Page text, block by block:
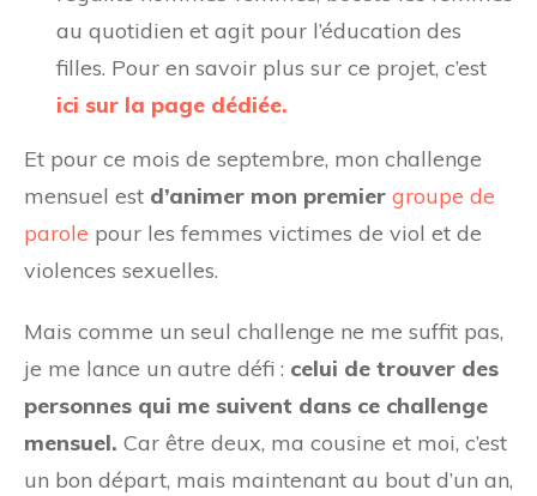
au quotidien et agit pour l’éducation des
filles. Pour en savoir plus sur ce projet, c’est
ici sur la page dédiée.
Et pour ce mois de septembre, mon challenge
mensuel est d’animer mon premier groupe de
parole pour les femmes victimes de viol et de
violences sexuelles.
Mais comme un seul challenge ne me suffit pas,
je me lance un autre défi : celui de trouver des
personnes qui me suivent dans ce challenge
mensuel. Car être deux, ma cousine et moi, c’est
un bon départ, mais maintenant au bout d’un an,